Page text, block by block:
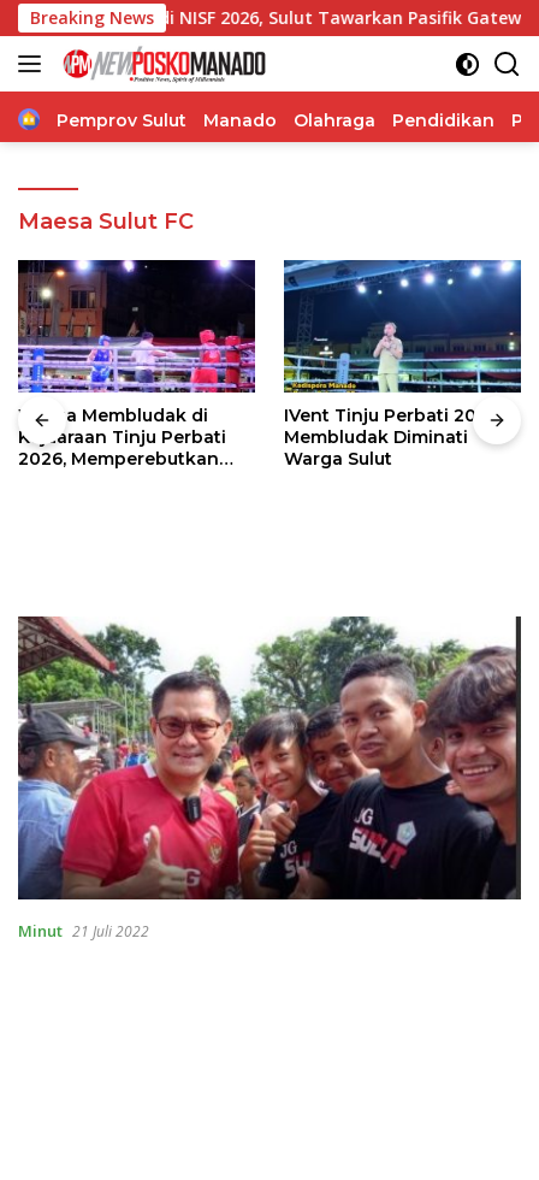
Langsung
ke
konten
Breaking News
di NISF 2026, Sulut Tawarkan Pasifik Gateway dan
Home
Pemprov Sulut Manado Olahraga Pendidikan
Maesa Sulut FC
Warga Membludak di
Kejuaraan Tinju Perbati
2026, Memperebutkan
IVent Tinju Perbati 2026
Membludak Diminati
Warga Sulut
Minut 21 Juli 2022